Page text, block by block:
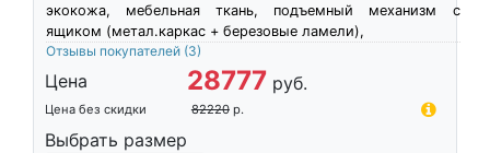
экокожа, мебельная ткань, подъемный механизм с
ящиком (метал.каркас + березовые ламели),
Отзывы покупателей (3)
Цена 28777 руб.
Цена без скидки 82220 р.
Выбрать размер